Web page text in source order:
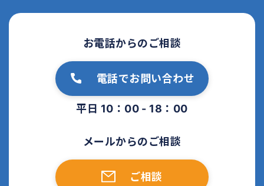
お電話からのご相談
電話でお問い合わせ
平日 10：00 - 18：00
メールからのご相談
ご相談